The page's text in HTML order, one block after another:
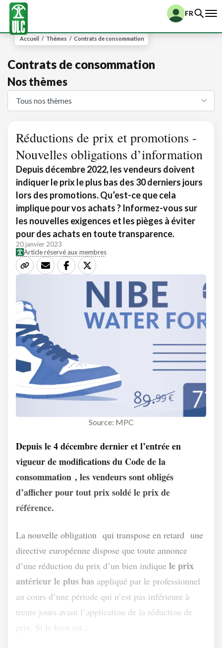
FR
Accueil / Thèmes / Contrats de consommation
Contrats de consommation
Nos thèmes
Réductions de prix et promotions -
Nouvelles obligations d’information
Depuis décembre 2022, les vendeurs doivent
indiquer le prix le plus bas des 30 derniers jours
lors des promotions. Qu’est-ce que cela
implique pour vos achats ? Informez-vous sur
les nouvelles exigences et les pièges à éviter
pour des achats en toute transparence.
20 janvier 2023
Article réservé aux membres
Source: MPC
Depuis le 4 décembre dernier et l’entrée en
vigueur de modifications du Code de la
consommation , les vendeurs sont obligés
d’afficher pour tout prix soldé le prix de
référence.
La nouvelle obligation qui transpose en retard une
directive européenne dispose que toute annonce
d’une réduction du prix d’un bien indique le prix
antérieur le plus bas appliqué par le professionnel
au cours d’une période qui n’est pas inférieure à
trente jours avant l’application de la réduction de
prix. Si le bien est...